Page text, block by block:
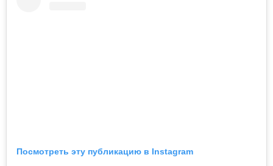
Посмотреть эту публикацию в Instagram